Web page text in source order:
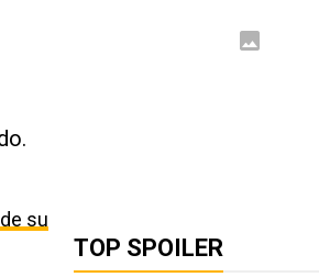
su
TOP SPOILER